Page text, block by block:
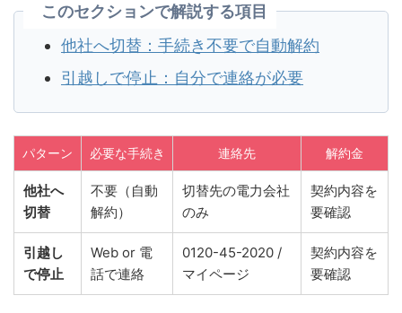
このセクションで解説する項目
他社へ切替：手続き不要で自動解約
引越しで停止：自分で連絡が必要
パターン 必要な手続き 連絡先 解約金
他社へ
切替
不要（自動
解約）
切替先の電力会社
のみ
契約内容を
要確認
引越し
で停止
Web or 電
話で連絡
0120-45-2020 /
マイページ
契約内容を
要確認